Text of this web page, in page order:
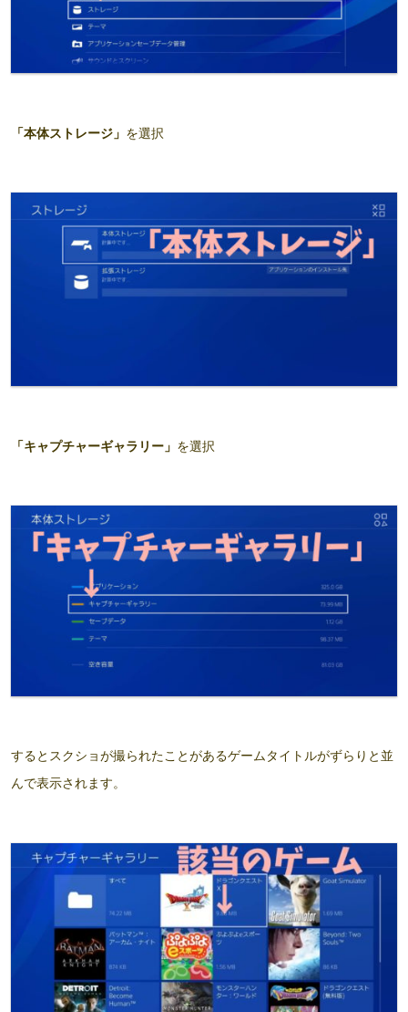
「本体ストレージ」 を選択
「キャプチャーギャラリー」 を選択
するとスクショが撮られたことがあるゲームタイトルがずらりと並
んで表示されます。